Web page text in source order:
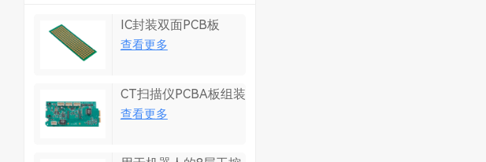
IC封装双面PCB板
查看更多
CT扫描仪PCBA板组装
查看更多